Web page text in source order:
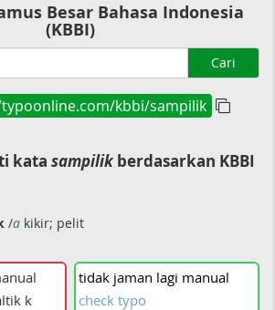
Besar Bahasa Indonesia
(KBBI)
Cari
kbbi/sampilik
kata sampilikberdasarkan KBBI
/a kikir; pelit
tidak jaman lagi manual
check typo